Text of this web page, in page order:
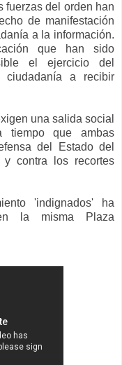
fuerzas del orden han
de manifestación
a la información.
que han sido
el ejercicio del
ciudadanía a recibir
una salida social
que ambas
del Estado del
y contra los recortes
'indignados' ha
la misma Plaza